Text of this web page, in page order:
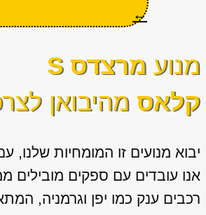
←
מנוע
מרצדס S
קלאס מהיבואן
יבוא מנועים זו המומחיות שלנו,
אנו עובדים עם ספקים מובילים
רכבים ענק כמו יפן וגרמניה,